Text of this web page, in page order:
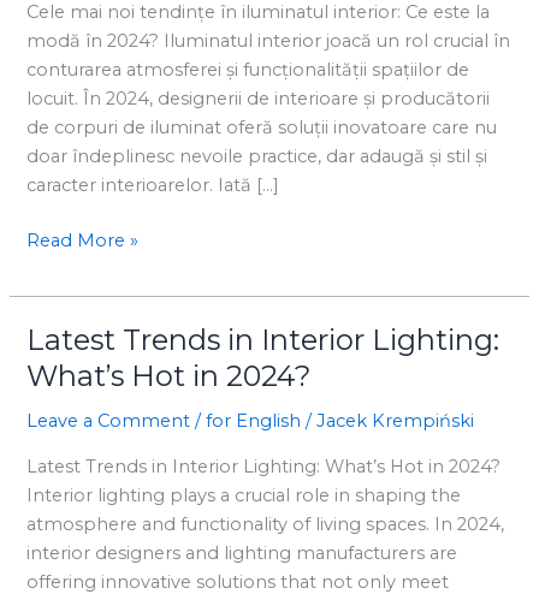
Cele mai noi tendințe în iluminatul interior: Ce este la
modă în 2024? Iluminatul interior joacă un rol crucial în
conturarea atmosferei și funcționalității spațiilor de
locuit. În 2024, designerii de interioare și producătorii
de corpuri de iluminat oferă soluții inovatoare care nu
doar îndeplinesc nevoile practice, dar adaugă și stil și
caracter interioarelor. Iată […]
interior:
Ce
este
la
modă
în
2024?
Read More »
Latest Trends in Interior Lighting:
What’s Hot in 2024?
Leave a Comment /for English /Jacek Krempiński
Latest Trends in Interior Lighting: What’s Hot in 2024?
Interior lighting plays a crucial role in shaping the
atmosphere and functionality of living spaces. In 2024,
interior designers and lighting manufacturers are
offering innovative solutions that not only meet
Latest
Trends
Interior